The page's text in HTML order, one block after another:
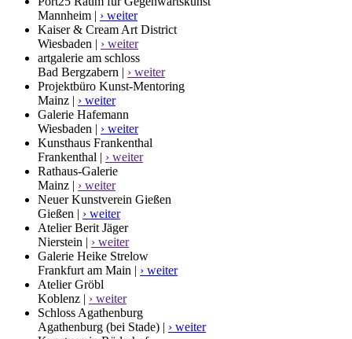
Mannheim | › weiter
Kaiser & Cream Art District
Wiesbaden | › weiter
artgalerie am schloss
Bad Bergzabern | › weiter
Projektbüro Kunst-Mentoring
Mainz | › weiter
Galerie Hafemann
Wiesbaden | › weiter
Kunsthaus Frankenthal
Frankenthal | › weiter
Rathaus-Galerie
Mainz | › weiter
Neuer Kunstverein Gießen
Gießen | › weiter
Atelier Berit Jäger
Nierstein | › weiter
Galerie Heike Strelow
Frankfurt am Main | › weiter
Atelier Gröbl
Koblenz | › weiter
Schloss Agathenburg
Agathenburg (bei Stade) | › weiter